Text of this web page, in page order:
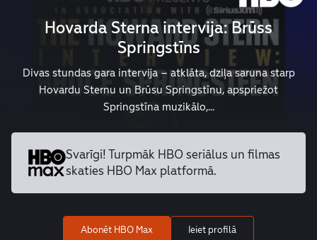
Hovarda Sterna intervija: Brūss
Springstīns
Divas stundas gara intervija – atklāta, dziļa saruna starp
Hovardu Sternu un Brūsu Springstīnu, apspriežot
Springstīna muzikālo,...
Svarīgi! Turpmāk HBO seriālus un filmas
skaties HBO Max platformā.
Abonēt HBO Max Ieiet profilā